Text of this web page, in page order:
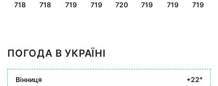
718 718 719 719 720 719 719 719
ПОГОДА В УКРАЇНІ
Вінниця +22°